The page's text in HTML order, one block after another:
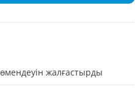
жалғастырды